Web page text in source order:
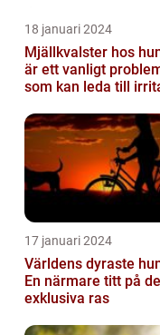
18 januari 2024
Mjällkvalster hos
är ett vanligt
som kan leda till
hun...
17 januari 2024
Världens dyraste
En närmare titt på
exklusiva ras